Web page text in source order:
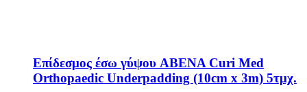
Επίδεσμος έσω γύψου ABENA Curi Med
Orthopaedic Underpadding (10cm x 3m) 5τμχ.